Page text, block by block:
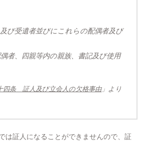
び受遺者並びにこれらの配偶者及び
者、四親等内の親族、書記及び使用
四条 証人及び立会人の欠格事由」より
は証人になることができませんので、証